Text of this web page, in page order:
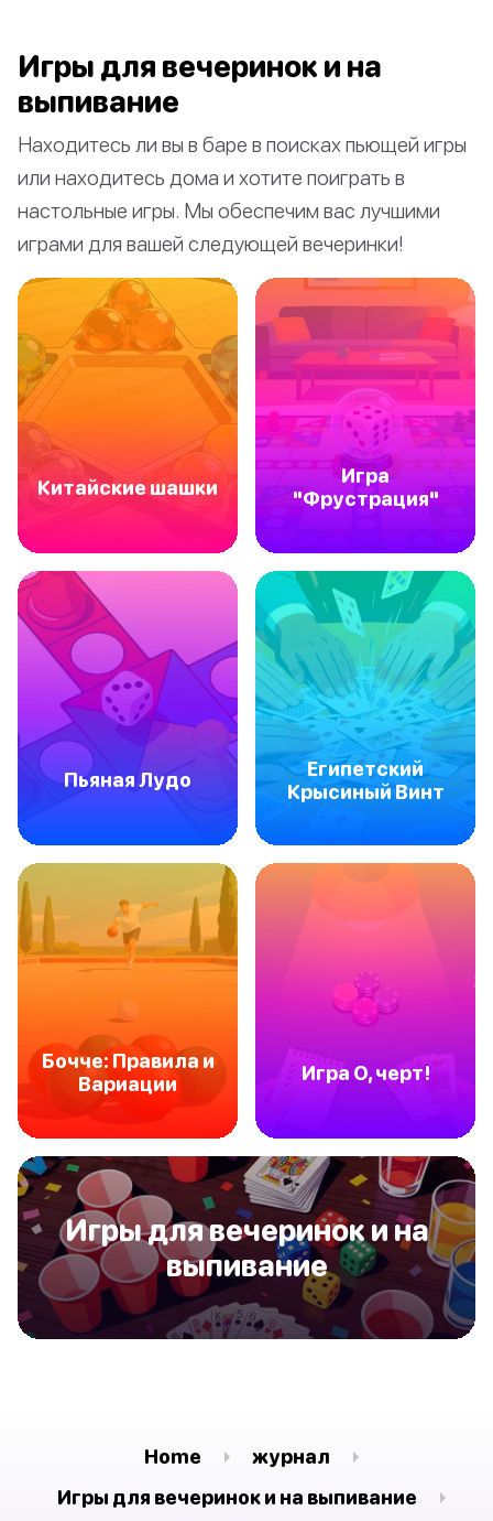
Игры для вечеринок и на
выпивание
Находитесь ли вы в баре в поисках пьющей игры
или находитесь дома и хотите поиграть в
настольные игры. Мы обеспечим вас лучшими
играми для вашей следующей вечеринки!
Китайские шашки
Игра
"Фрустрация"
Пьяная Лудо
Египетский
Крысиный Винт
Бочче: Правила и
Вариации
Игра О, черт!
Игры для вечеринок и на
выпивание
Home
журнал
Игры для вечеринок и на выпивание